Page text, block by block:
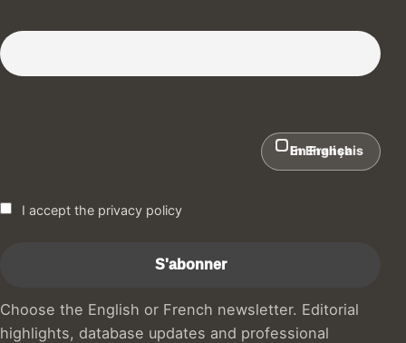
Subscribe to our Newsletter :)
In English
En Français
I accept the privacy policy
Choose the English or French newsletter. Editorial
highlights, database updates and professional